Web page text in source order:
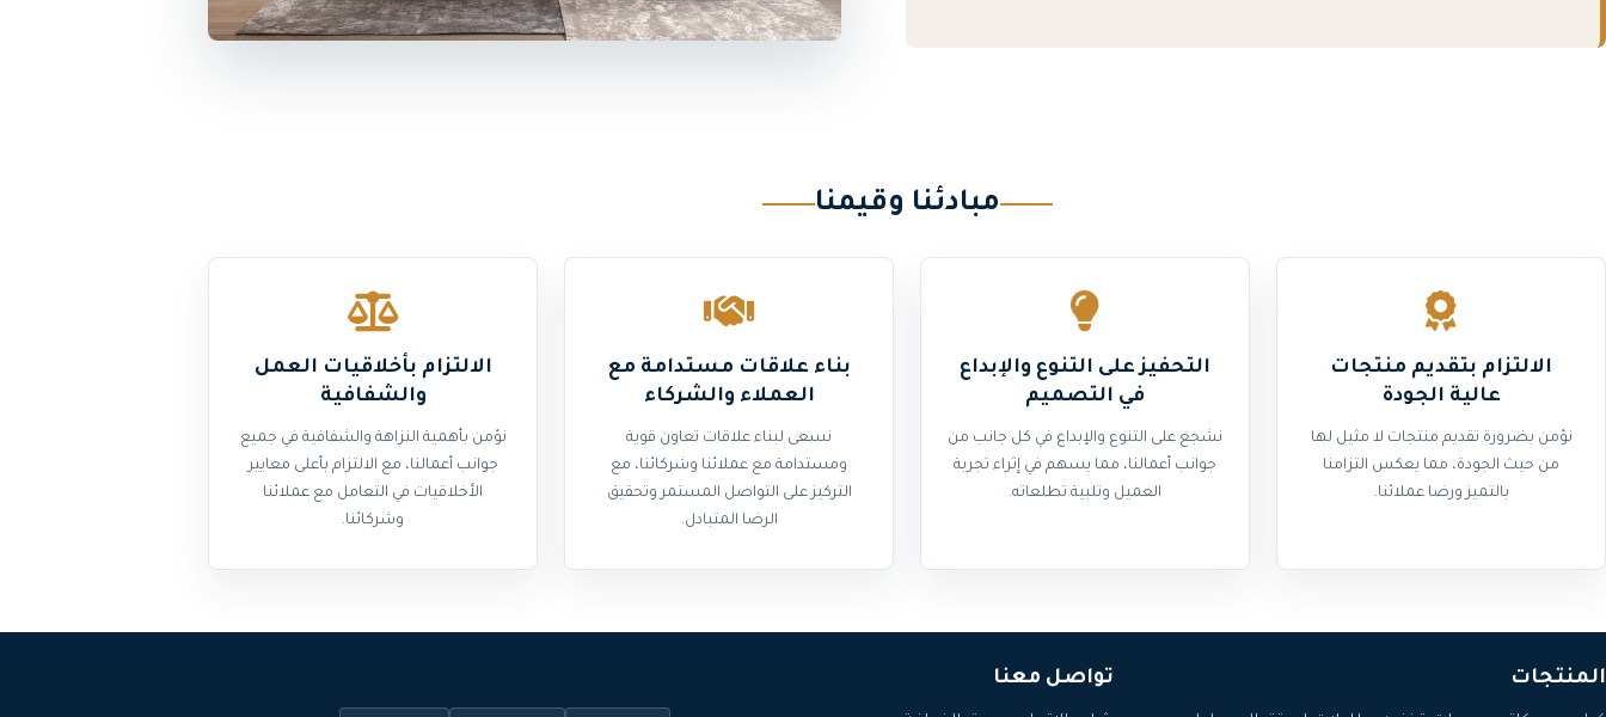
مبادئنا وقيمنا
الالتزام بتقديم منتجات
عالية الجودة
نؤمن بضرورة تقديم منتجات لا مثيل لها
من حيث الجودة، مما يعكس التزامنا
بالتميز ورضا عملائنا.
التحفيز على التنوع والإبداع
في التصميم
نشجع على التنوع والإبداع في كل جانب من
جوانب أعمالنا، مما يسهم في إثراء تجربة
العميل وتلبية تطلعاته.
بناء علاقات مستدامة مع
العملاء والشركاء
نسعى لبناء علاقات تعاون قوية
ومستدامة مع عملائنا وشركائنا، مع
التركيز على التواصل المستمر وتحقيق
الرضا المتبادل.
الالتزام بأخلاقيات العمل
والشفافية
نؤمن بأهمية النزاهة والشفافية في جميع
جوانب أعمالنا، مع الالتزام بأعلى معايير
الأخلاقيات في التعامل مع عملائنا
وشركائنا.
المنتجات تواصل معنا